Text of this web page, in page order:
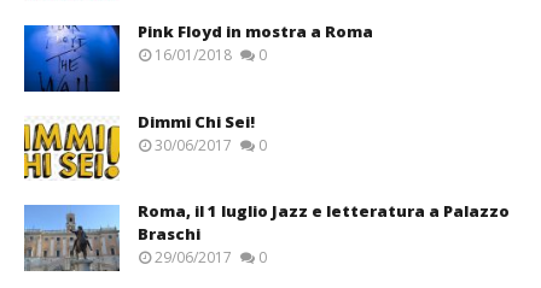
Pink Floyd in mostra a Roma
16/01/2018 0
Dimmi Chi Sei!
30/06/2017 0
Roma, il 1 luglio Jazz e letteratura a Palazzo
Braschi
29/06/2017 0